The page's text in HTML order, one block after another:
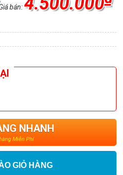
bán:
NHANH
Miễn Phí
GIỎ HÀNG